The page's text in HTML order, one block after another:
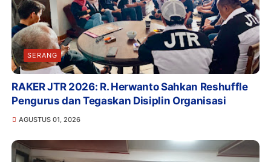
SERANG
RAKER JTR 2026: R. Herwanto Sahkan Reshuffle
Pengurus dan Tegaskan Disiplin Organisasi
AGUSTUS 01, 2026